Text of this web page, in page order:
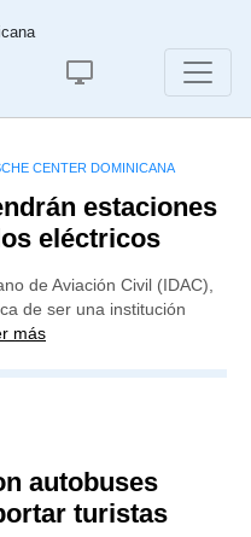
CENTER DOMINICANA
estaciones
eléctricos
de Aviación Civil (IDAC),
de ser una institución
más
autobuses
turistas